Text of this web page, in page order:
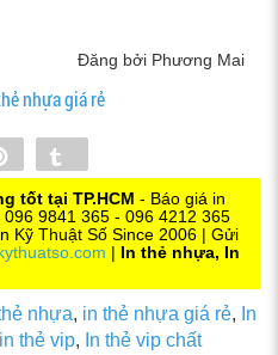
Đăng bởi Phương Mai
nhựa giá rẻ
tốt tại TP.HCM - Báo giá in
9841 365 - 096 4212 365
Kỹ Thuật Số Since 2006 | Gửi
| In thẻ nhựa, In
nhựa, in thẻ nhựa giá rẻ, In
in thẻ vip, In thẻ vip chất